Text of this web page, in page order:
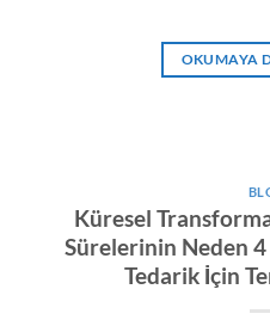
OKUMAYA
Küresel
Sürelerinin Neden 4
Tedarik İçin